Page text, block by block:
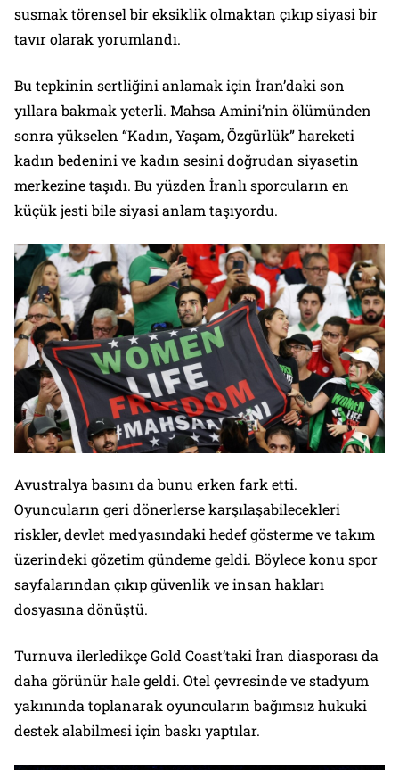
susmak törensel bir eksiklik olmaktan çıkıp siyasi bir
tavır olarak yorumlandı.
Bu tepkinin sertliğini anlamak için İran’daki son
yıllara bakmak yeterli. Mahsa Amini’nin ölümünden
sonra yükselen “Kadın, Yaşam, Özgürlük” hareketi
kadın bedenini ve kadın sesini doğrudan siyasetin
merkezine taşıdı. Bu yüzden İranlı sporcuların en
küçük jesti bile siyasi anlam taşıyordu.
Avustralya basını da bunu erken fark etti.
Oyuncuların geri dönerlerse karşılaşabilecekleri
riskler, devlet medyasındaki hedef gösterme ve takım
üzerindeki gözetim gündeme geldi. Böylece konu spor
sayfalarından çıkıp güvenlik ve insan hakları
dosyasına dönüştü.
Turnuva ilerledikçe Gold Coast’taki İran diasporası da
daha görünür hale geldi. Otel çevresinde ve stadyum
yakınında toplanarak oyuncuların bağımsız hukuki
destek alabilmesi için baskı yaptılar.